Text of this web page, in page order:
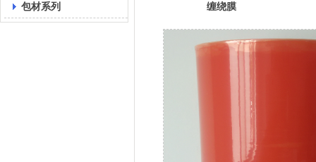
包材系列 缠绕膜